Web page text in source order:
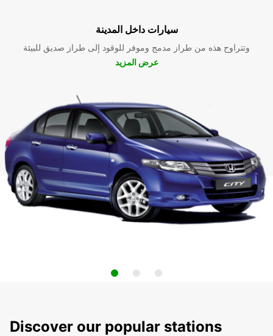
سيارات داخل المدينة
وتتراوح هذه من طراز مدمج وموفر للوقود إلى طراز صديق للبيئة
عرض المزيد
Discover our popular stations